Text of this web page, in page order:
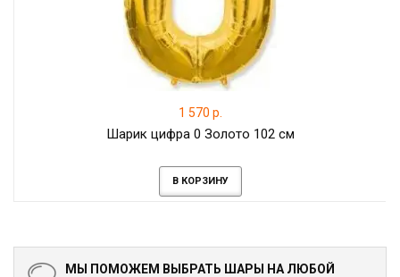
1 570 р.
Шарик цифра 0 Золото 102 см
В КОРЗИНУ
МЫ ПОМОЖЕМ ВЫБРАТЬ ШАРЫ НА ЛЮБОЙ